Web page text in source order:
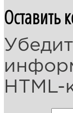
Оставить